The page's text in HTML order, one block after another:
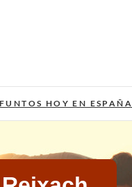
HOY EN ESPAÑA